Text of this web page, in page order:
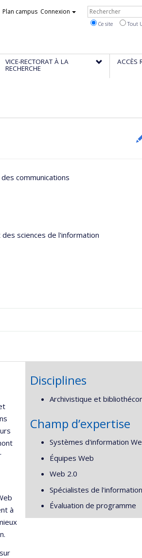
Plan campus Connexion
Ce site Tout
VICE-RECTORAT À LA
RECHERCHE
ACCÈS
communications
sciences de l'information
à
Disciplines
Archivistique et
Champ d’expertise
Systèmes d'information
Équipes Web
Web 2.0
Spécialistes de l'information
Évaluation de programme